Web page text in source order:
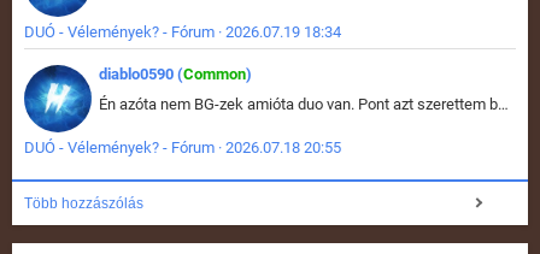
DUÓ - Vélemények? - Fórum · 2026.07.19 18:34
diablo0590 (Common)
Én azóta nem BG-zek amióta duo van. Pont azt szerettem benne, hogy rajtam múlik mi történik, nem pedig a társamon. Kérem vissza a régi BG-t :D
DUÓ - Vélemények? - Fórum · 2026.07.18 20:55
Több hozzászólás